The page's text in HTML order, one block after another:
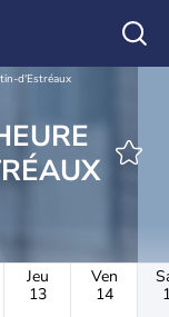
d'Estréaux
Jeu
13
Ven
14